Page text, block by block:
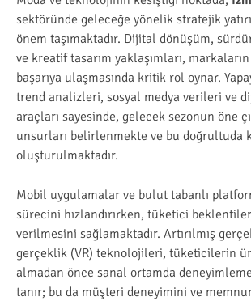
sektöründe geleceğe yönelik stratejik
önem taşımaktadır. Dijital dönüşüm,
ve kreatif tasarım yaklaşımları,
başarıya ulaşmasında kritik rol oynar.
trend analizleri, sosyal medya verileri ve
araçları sayesinde, gelecek sezonun öne
unsurları belirlenmekte ve bu doğrultuda
oluşturulmaktadır.
Mobil uygulamalar ve bulut tabanlı
sürecini hızlandırırken, tüketici
verilmesini sağlamaktadır. Artırılmış
gerçeklik (VR) teknolojileri, tüketicilerin
almadan önce sanal ortamda
tanır; bu da müşteri deneyimini ve